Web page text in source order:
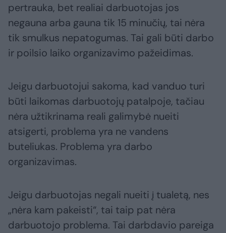
pertrauka, bet realiai darbuotojas jos
negauna arba gauna tik 15 minučių, tai nėra
tik smulkus nepatogumas. Tai gali būti darbo
ir poilsio laiko organizavimo pažeidimas.
Jeigu darbuotojui sakoma, kad vanduo turi
būti laikomas darbuotojų patalpoje, tačiau
nėra užtikrinama reali galimybė nueiti
atsigerti, problema yra ne vandens
buteliukas. Problema yra darbo
organizavimas.
Jeigu darbuotojas negali nueiti į tualetą, nes
„nėra kam pakeisti“, tai taip pat nėra
darbuotojo problema. Tai darbdavio pareiga